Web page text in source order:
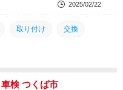
2025/02/22
取り付け 交換
検 つくば市